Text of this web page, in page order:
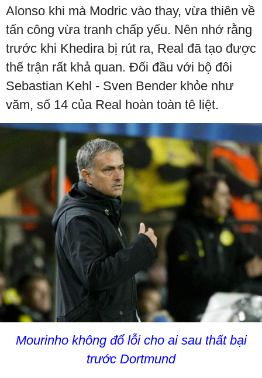
Alonso khi mà Modric vào thay, vừa thiên về
tấn công vừa tranh chấp yếu. Nên nhớ rằng
trước khi Khedira bị rút ra, Real đã tạo được
thế trận rất khả quan. Đối đầu với bộ đôi
Sebastian Kehl - Sven Bender khỏe như
văm, số 14 của Real hoàn toàn tê liệt.
Mourinho không đổ lỗi cho ai sau thất bại
trước Dortmund